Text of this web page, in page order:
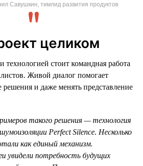
Савушкин, тимлид развития продуктов
целиком
стоит командная работа
Живой диалог помогает
решения и даже менять представление
такого решения — технология
Perfect Silence. Несколько
как единый механизм.
увидели потребность будущих